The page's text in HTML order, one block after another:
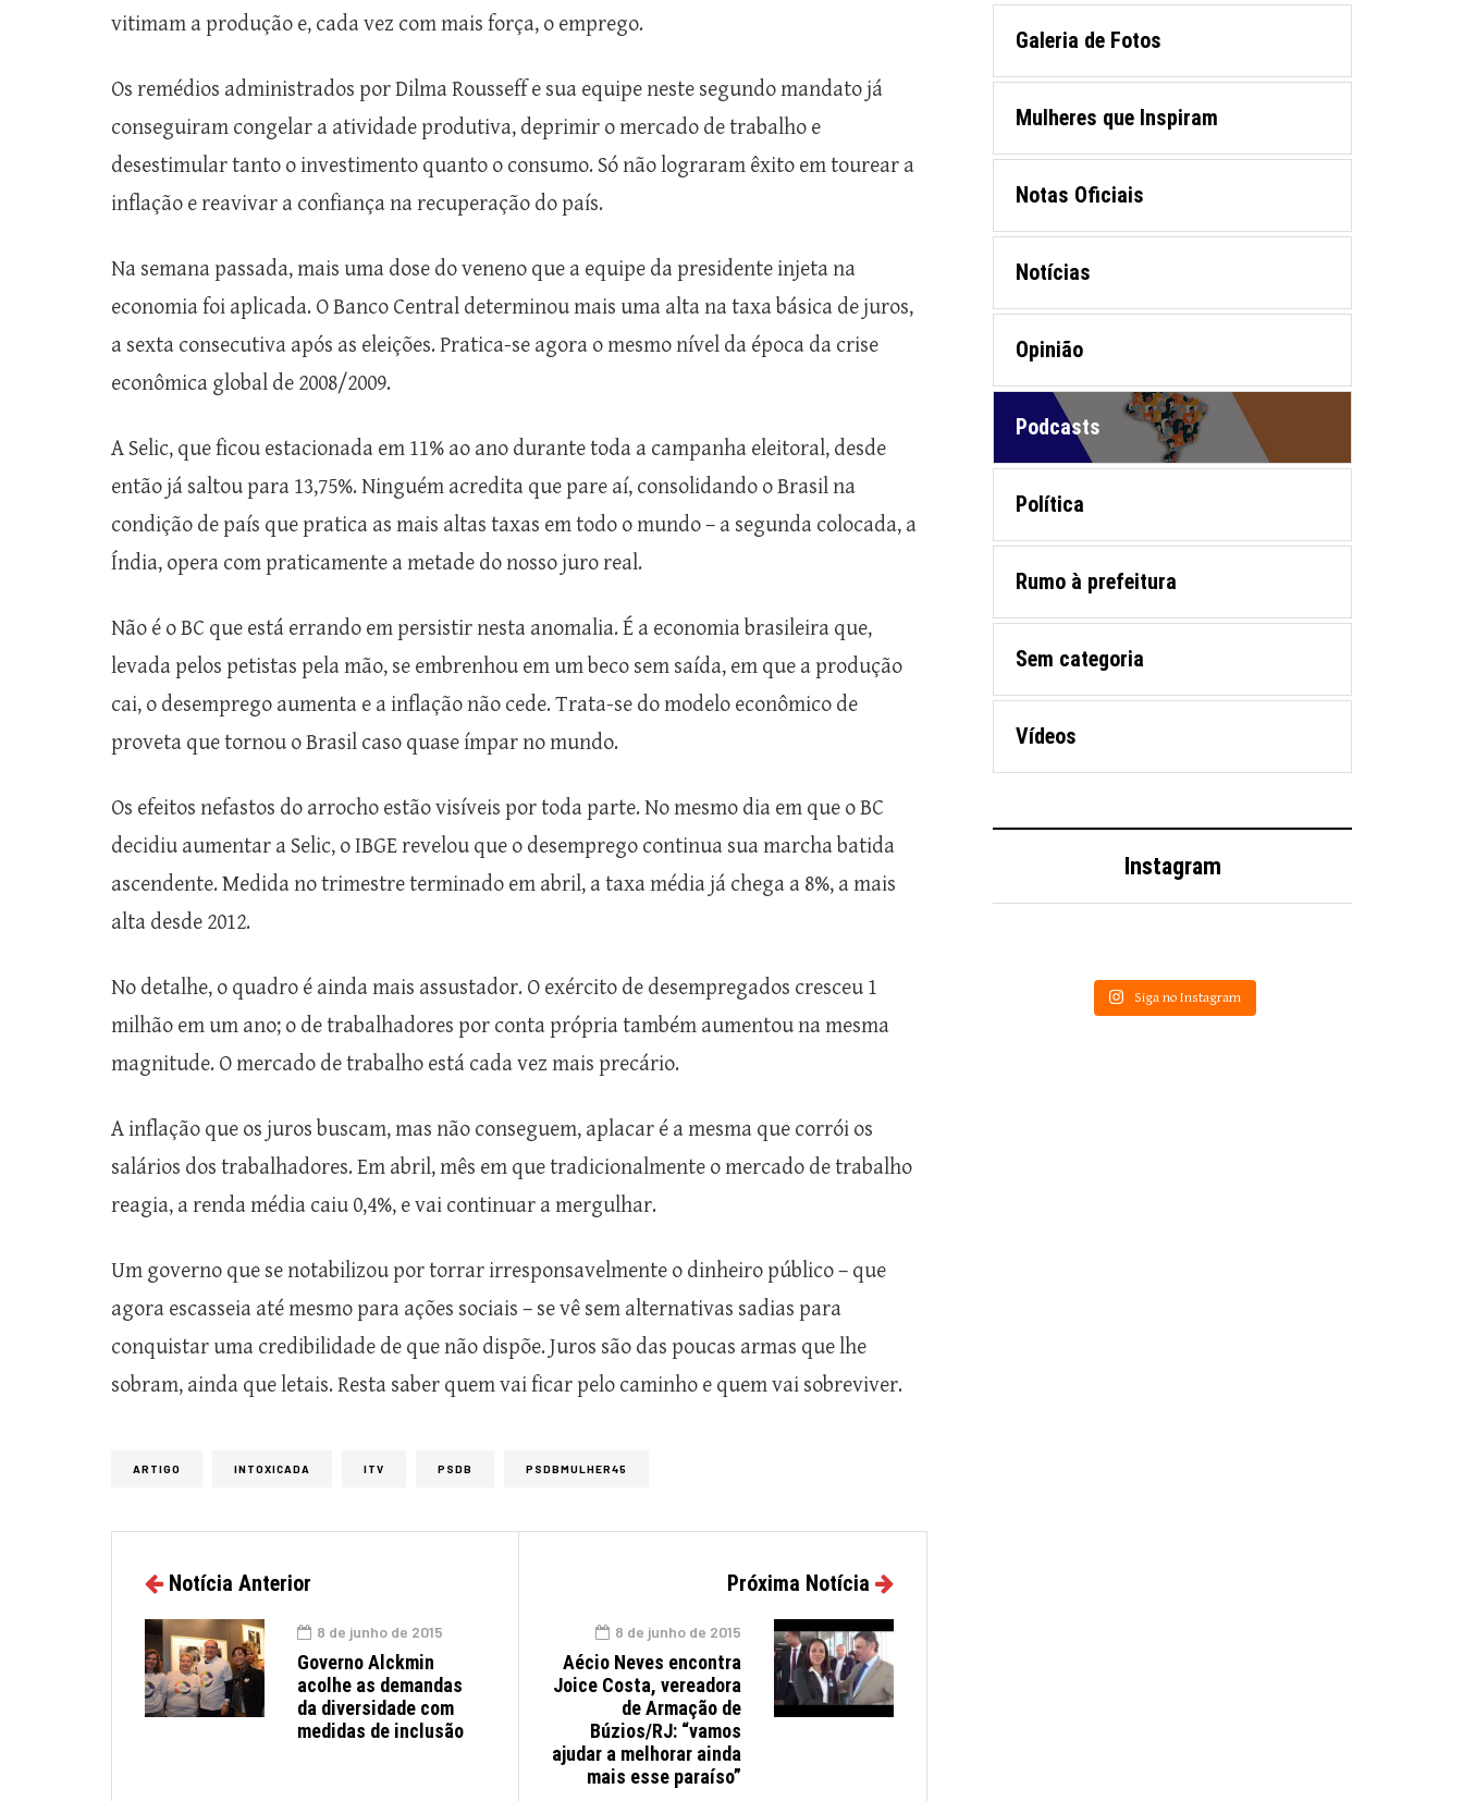
vitimam a produção e, cada vez com mais força, o emprego.
Os remédios administrados por Dilma Rousseff e sua equipe neste segundo mandato já
conseguiram congelar a atividade produtiva, deprimir o mercado de trabalho e
desestimular tanto o investimento quanto o consumo. Só não lograram êxito em tourear a
inflação e reavivar a confiança na recuperação do país.
Na semana passada, mais uma dose do veneno que a equipe da presidente injeta na
economia foi aplicada. O Banco Central determinou mais uma alta na taxa básica de juros,
a sexta consecutiva após as eleições. Pratica-se agora o mesmo nível da época da crise
econômica global de 2008/2009.
A Selic, que ficou estacionada em 11% ao ano durante toda a campanha eleitoral, desde
então já saltou para 13,75%. Ninguém acredita que pare aí, consolidando o Brasil na
condição de país que pratica as mais altas taxas em todo o mundo – a segunda colocada, a
Índia, opera com praticamente a metade do nosso juro real.
Não é o BC que está errando em persistir nesta anomalia. É a economia brasileira que,
levada pelos petistas pela mão, se embrenhou em um beco sem saída, em que a produção
cai, o desemprego aumenta e a inflação não cede. Trata-se do modelo econômico de
proveta que tornou o Brasil caso quase ímpar no mundo.
Os efeitos nefastos do arrocho estão visíveis por toda parte. No mesmo dia em que o BC
decidiu aumentar a Selic, o IBGE revelou que o desemprego continua sua marcha batida
ascendente. Medida no trimestre terminado em abril, a taxa média já chega a 8%, a mais
alta desde 2012.
No detalhe, o quadro é ainda mais assustador. O exército de desempregados cresceu 1
milhão em um ano; o de trabalhadores por conta própria também aumentou na mesma
magnitude. O mercado de trabalho está cada vez mais precário.
A inflação que os juros buscam, mas não conseguem, aplacar é a mesma que corrói os
salários dos trabalhadores. Em abril, mês em que tradicionalmente o mercado de trabalho
reagia, a renda média caiu 0,4%, e vai continuar a mergulhar.
Um governo que se notabilizou por torrar irresponsavelmente o dinheiro público – que
agora escasseia até mesmo para ações sociais – se vê sem alternativas sadias para
conquistar uma credibilidade de que não dispõe. Juros são das poucas armas que lhe
sobram, ainda que letais. Resta saber quem vai ficar pelo caminho e quem vai sobreviver.
ARTIGO INTOXICADA ITV PSDB PSDBMULHER45
Galeria de Fotos
Mulheres que Inspiram
Notas Oficiais
Notícias
Opinião
Podcasts
Política
Rumo à prefeitura
Sem categoria
Vídeos
Instagram
Siga no Instagram
Notícia Anterior
8 de junho de 2015
Governo Alckmin
acolhe as demandas
da diversidade com
medidas de inclusão
Próxima Notícia
8 de junho de 2015
Aécio Neves encontra
Joice Costa, vereadora
de Armação de
Búzios/RJ: “vamos
ajudar a melhorar ainda
mais esse paraíso”